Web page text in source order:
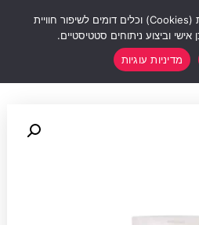
באתר נעשה שימוש בעוגיות (Cookies) וכלים דומים לשיפור חוויית
וביצוע ניתוחים סטטיסטיים.
מדיניות עוגיות